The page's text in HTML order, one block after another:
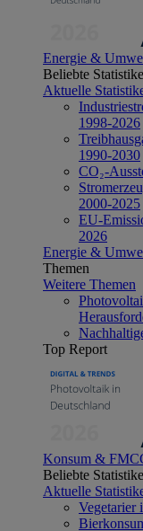
Energie &
Beliebte
Aktuelle
1998-2026
1990-2030
CO₂-
2000-2025
EU-
2026
Energie &
Themen
Weitere Themen
Top Report
Konsum &
Beliebte
Aktuelle
Vegetarier